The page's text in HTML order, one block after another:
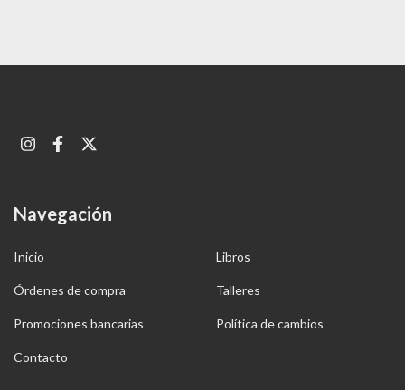
Navegación
Inicio Libros
Órdenes de compra Talleres
Promociones bancarias Política de cambios
Contacto